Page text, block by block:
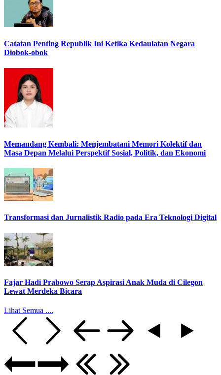
Catatan Penting Republik Ini Ketika Kedaulatan Negara
Diobok-obok
Memandang Kembali: Menjembatani Memori Kolektif dan
Masa Depan Melalui Perspektif Sosial, Politik, dan Ekonomi
Transformasi dan Jurnalistik Radio pada Era Teknologi Digital
Fajar Hadi Prabowo Serap Aspirasi Anak Muda di Cilegon
Lewat Merdeka Bicara
Lihat Semua ....